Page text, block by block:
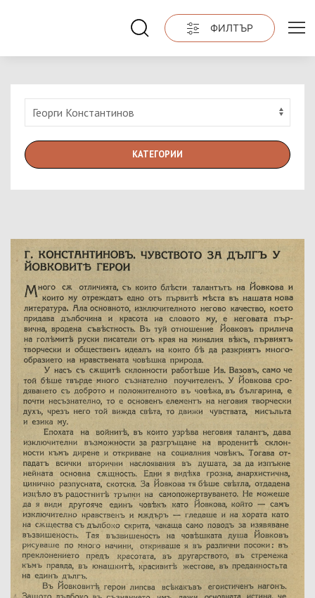
ФИЛТЪР
КАТЕГОРИИ
Име на изданието:
Година:
Номер:
Град на издаване:
Страници от-до:
Държател:
Забележка: